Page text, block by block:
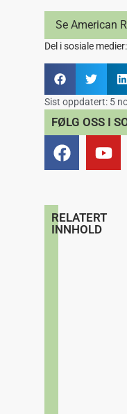
Se American
Del i sosiale medier:
Sist oppdatert: 5
FØLG OSS I
RELATERT
INNHOLD